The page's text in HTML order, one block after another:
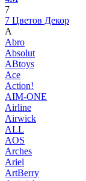
7
7 Цветов Декор
A
Abro
Absolut
ABtoys
Ace
Action!
AIM-ONE
Airline
Airwick
ALL
AOS
Arches
Ariel
ArtBerry